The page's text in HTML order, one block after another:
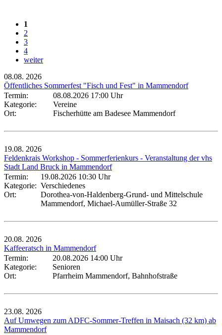
1
2
3
4
weiter
08.08. 2026
Öffentliches Sommerfest "Fisch und Fest" in Mammendorf
Termin:
08.08.2026 17:00 Uhr
Kategorie:
Vereine
Ort:
Fischerhütte am Badesee Mammendorf
19.08. 2026
Feldenkrais Workshop - Sommerferienkurs - Veranstaltung der vhs
Stadt Land Bruck in Mammendorf
Termin:
19.08.2026 10:30 Uhr
Kategorie: Verschiedenes
Ort:
Dorothea-von-Haldenberg-Grund- und Mittelschule
Mammendorf, Michael-Aumüller-Straße 32
20.08. 2026
Kaffeeratsch in Mammendorf
Termin:
20.08.2026 14:00 Uhr
Kategorie:
Senioren
Ort:
Pfarrheim Mammendorf, Bahnhofstraße
23.08. 2026
Auf Umwegen zum ADFC-Sommer-Treffen in Maisach (32 km) ab
Mammendorf